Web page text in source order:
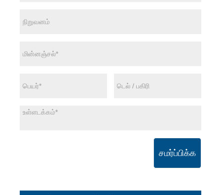
சமர்ப்பிக்க